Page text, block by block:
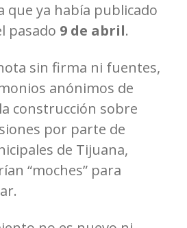
que ya había publicado
pasado 9 de abril.
sin firma ni fuentes,
anónimos de
construcción sobre
por parte de
de Tijuana,
“moches” para